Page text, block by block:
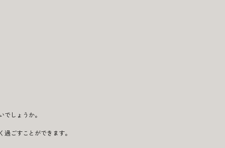
しょうか。
ごすことができます。